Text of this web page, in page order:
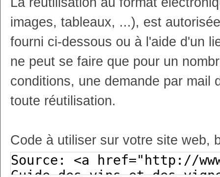
images, tableaux, ...), est
fourni ci-dessous ou à l'aide d'un
ne peut se faire que pour un
conditions, une demande par mail
toute réutilisation.
Code à utiliser sur votre site web,